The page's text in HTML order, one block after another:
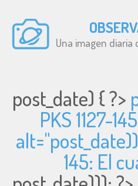
Una imagen diaria
post_date) { ?>
PKS 1127-
alt="
145: El